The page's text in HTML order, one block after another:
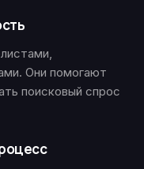
Они помогают
поисковый спрос